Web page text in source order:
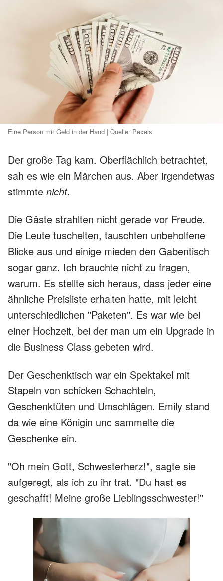
Eine Person mit Geld in der Hand | Quelle: Pexels
Der große Tag kam. Oberflächlich betrachtet,
sah es wie ein Märchen aus. Aber irgendetwas
stimmte nicht.
Die Gäste strahlten nicht gerade vor Freude.
Die Leute tuschelten, tauschten unbeholfene
Blicke aus und einige mieden den Gabentisch
sogar ganz. Ich brauchte nicht zu fragen,
warum. Es stellte sich heraus, dass jeder eine
ähnliche Preisliste erhalten hatte, mit leicht
unterschiedlichen "Paketen". Es war wie bei
einer Hochzeit, bei der man um ein Upgrade in
die Business Class gebeten wird.
Der Geschenktisch war ein Spektakel mit
Stapeln von schicken Schachteln,
Geschenktüten und Umschlägen. Emily stand
da wie eine Königin und sammelte die
Geschenke ein.
"Oh mein Gott, Schwesterherz!", sagte sie
aufgeregt, als ich zu ihr trat. "Du hast es
geschafft! Meine große Lieblingsschwester!"